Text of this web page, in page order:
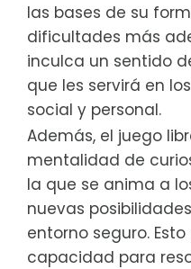
las bases de su
dificultades más
inculca un sentido
que les servirá en
social y personal.
Además, el juego
mentalidad de
la que se anima a
nuevas
entorno seguro.
capacidad para